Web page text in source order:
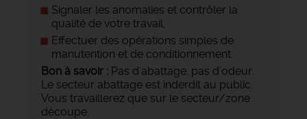
Signaler les anomalies et contrôler la
qualité de votre travail,
Effectuer des opérations simples de
manutention et de conditionnement.
Bon à savoir : Pas d'abattage, pas d’odeur.
Le secteur abattage est inderdit au public.
Vous travaillerez que sur le secteur/zone
découpe.